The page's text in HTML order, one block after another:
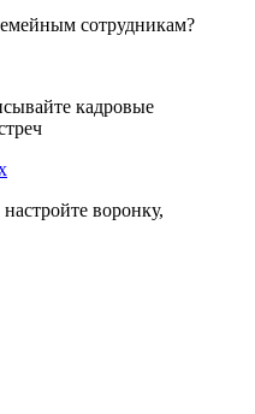
сотрудникам?
кадровые
воронку,